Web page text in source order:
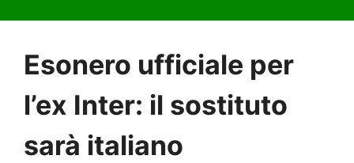
Esonero ufficiale per
l’ex Inter: il sostituto
sarà italiano